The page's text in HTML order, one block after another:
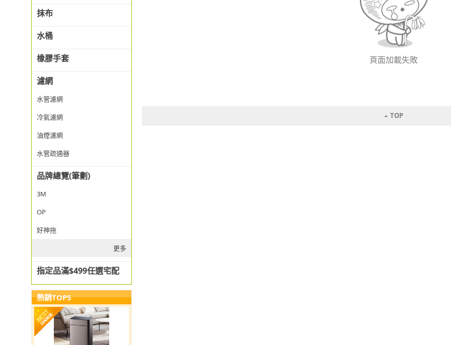
抹布
水桶
橡膠手套
濾網
水管濾網
冷氣濾網
油煙濾網
水管疏通器
品牌總覽(筆劃)
3M
OP
好神拖
更多
指定品滿$499任選宅配
熱銷TOP5
頁面加載失敗
TOP